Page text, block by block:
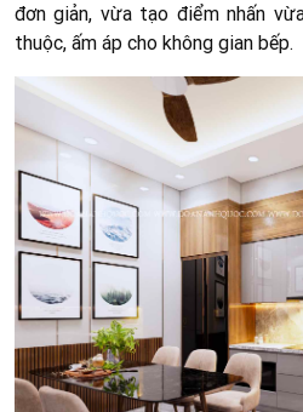
đơn giản, vừa tạo điểm nhấn
thuộc, ấm áp cho không gian bếp.